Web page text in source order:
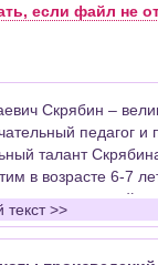
если файл не
Скрябин –
педагог и
талант
в возрасте 6-7
музыкой с
как
ослабевала, а с
текст >>